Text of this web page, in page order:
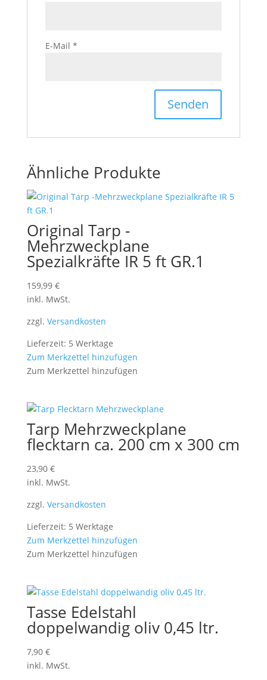
E-Mail *
Ähnliche Produkte
Original Tarp -
Mehrzweckplane
Spezialkräfte IR 5 ft GR.1
159,99 €
inkl. MwSt.
zzgl. Versandkosten
Lieferzeit: 5 Werktage
Zum Merkzettel hinzufügen
Zum Merkzettel hinzufügen
Tarp Mehrzweckplane
flecktarn ca. 200 cm x 300 cm
23,90 €
inkl. MwSt.
zzgl. Versandkosten
Lieferzeit: 5 Werktage
Zum Merkzettel hinzufügen
Zum Merkzettel hinzufügen
Tasse Edelstahl
doppelwandig oliv 0,45 ltr.
7,90 €
inkl. MwSt.